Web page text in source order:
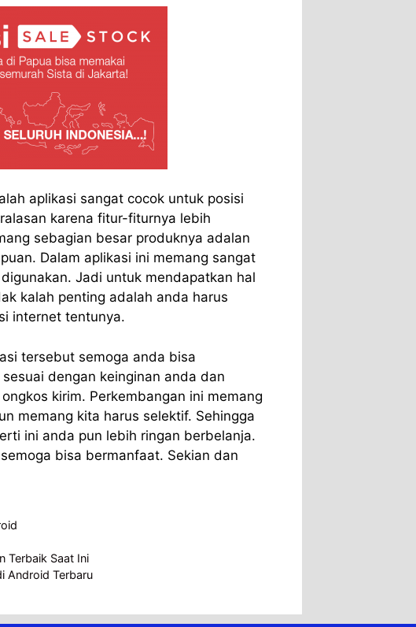
aplikasi sangat cocok untuk posisi
karena fitur-fiturnya lebih
sebagian besar produknya adalan
Dalam aplikasi ini memang sangat
Jadi untuk mendapatkan hal
kalah penting adalah anda harus
internet tentunya.
tersebut semoga anda bisa
dengan keinginan anda dan
kirim. Perkembangan ini memang
memang kita harus selektif. Sehingga
ini anda pun lebih ringan berbelanja.
bisa bermanfaat. Sekian dan
Terbaik Saat Ini
Android Terbaru